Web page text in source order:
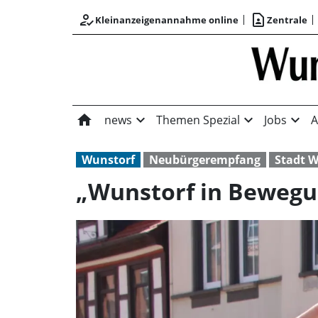
how_to_regKleinanzeigenannahme online contact_page Zentrale
home news expand_more Themen Spezial expand_more Jobs expand_more
Wunstorf Neubürgerempfang Stadt
„Wunstorf in